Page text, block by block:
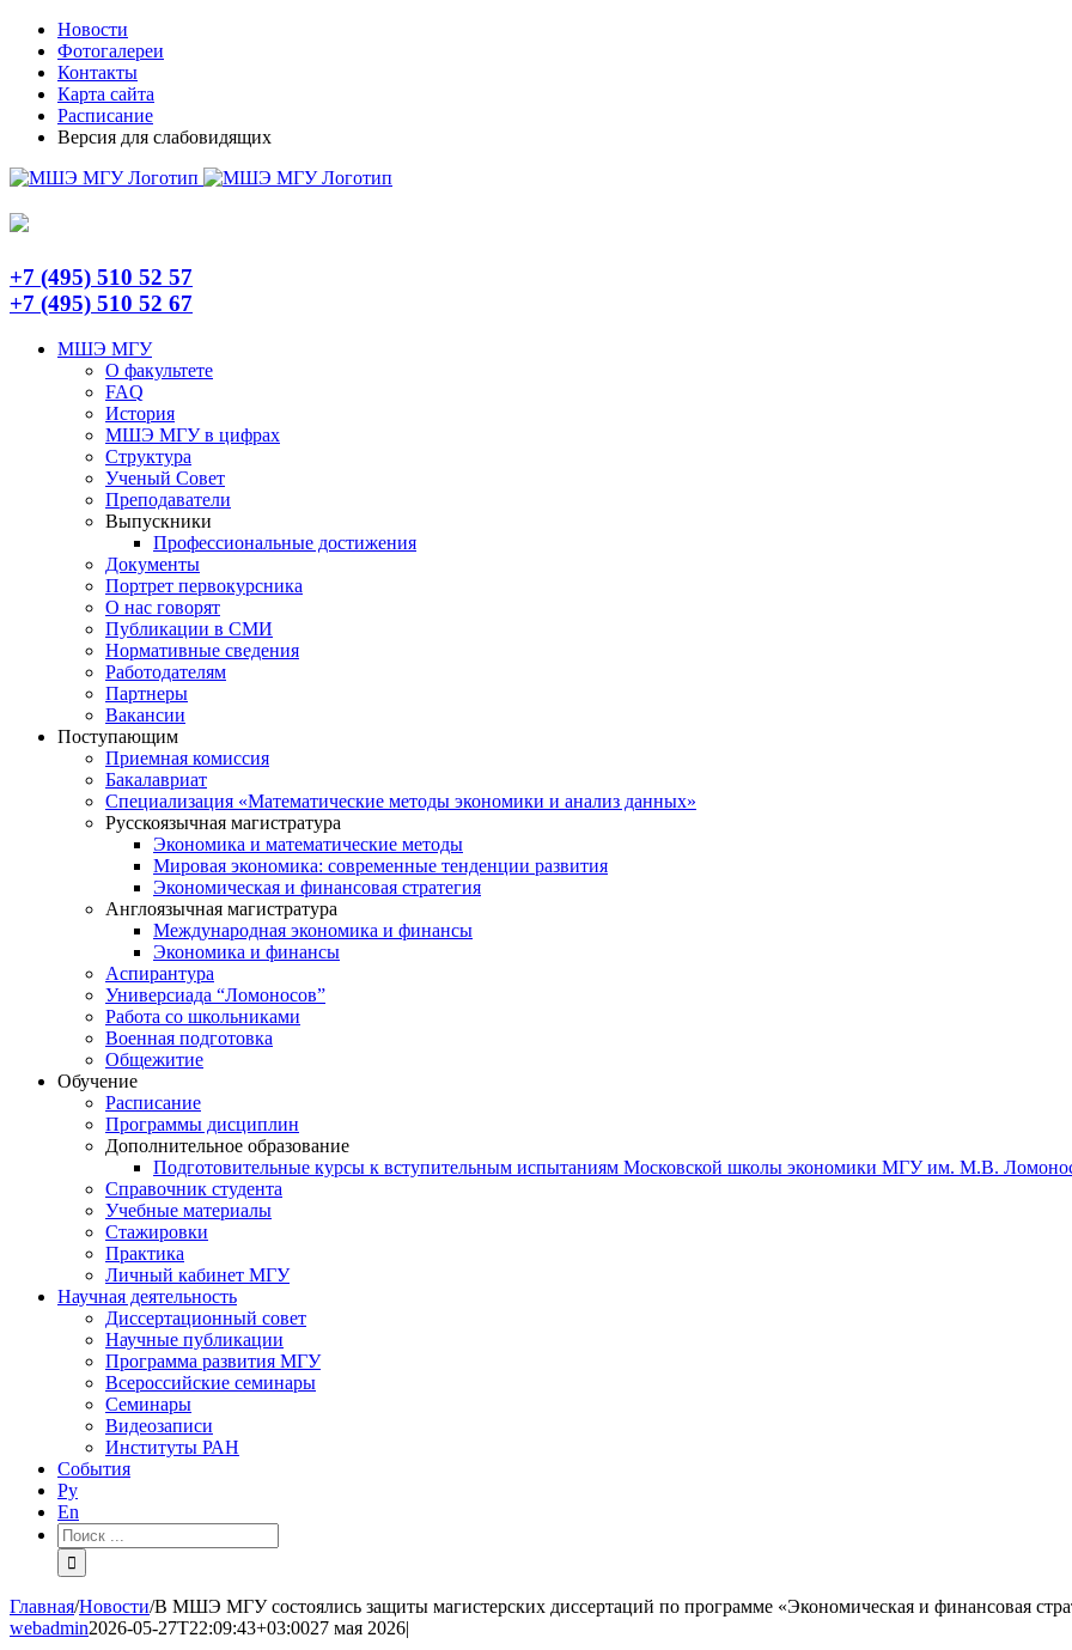
Skip
content
TelegramНовости
Фотогалереи
Контакты
Карта сайта
Расписание
Версия для слабовидящих
+7 (495) 510 52 57
+7 (495) 510 52 67
МШЭ МГУ
О факультете
FAQ
История
МШЭ МГУ в цифрах
Структура
Ученый Совет
Преподаватели
Выпускники
Профессиональные достижения
Документы
Портрет первокурсника
О нас говорят
Публикации в СМИ
Нормативные сведения
Работодателям
Партнеры
Вакансии
Поступающим
Приемная комиссия
Бакалавриат
Специализация «Математические методы экономики и анализ данных»
Русскоязычная магистратура
Экономика и математические методы
Мировая экономика: современные тенденции развития
Экономическая и финансовая стратегия
Англоязычная магистратура
Международная экономика и финансы
Экономика и финансы
Аспирантура
Универсиада “Ломоносов”
Работа со школьниками
Военная подготовка
Общежитие
Обучение
Расписание
Программы дисциплин
Дополнительное образование
Подготовительные курсы к вступительным испытаниям Московской школы экономики МГУ им. М.В.
Справочник студента
Учебные материалы
Стажировки
Практика
Личный кабинет МГУ
Научная деятельность
Диссертационный совет
Научные публикации
Программа развития МГУ
Всероссийские семинары
Семинары
Видеозаписи
Институты РАН
События
Ру
En
Результат
поиска:
Главная/Новости/В МШЭ МГУ состоялись защиты магистерских диссертаций по программе «Экономическая и финансовая
webadmin2026-05-27T22:09:43+03:0027 мая 2026|